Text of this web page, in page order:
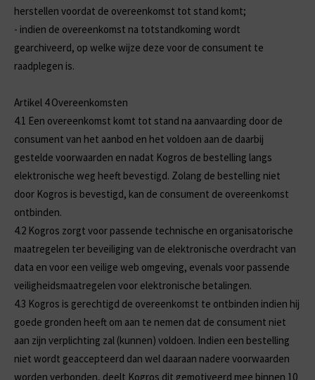
herstellen voordat de overeenkomst tot stand komt;
- indien de overeenkomst na totstandkoming wordt
gearchiveerd, op welke wijze deze voor de consument te
raadplegen is.
Artikel 4 Overeenkomsten
4.1 Een overeenkomst komt tot stand na aanvaarding door de
consument van het aanbod en het voldoen aan de daarbij
gestelde voorwaarden en nadat Kogros de bestelling langs
elektronische weg heeft bevestigd. Zolang de bestelling niet
door Kogros is bevestigd, kan de consument de overeenkomst
ontbinden.
4.2 Kogros zorgt voor passende technische en organisatorische
maatregelen ter beveiliging van de elektronische overdracht van
data en voor een veilige web omgeving, evenals voor passende
veiligheidsmaatregelen voor elektronische betalingen.
4.3 Kogros is gerechtigd de overeenkomst te ontbinden indien hij
goede gronden heeft om aan te nemen dat de consument niet
aan zijn verplichting zal (kunnen) voldoen. Indien een bestelling
niet wordt geaccepteerd dan wel daaraan nadere voorwaarden
worden verbonden, deelt Kogros dit gemotiveerd mee binnen 10